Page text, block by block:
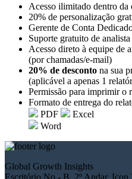
Acesso ilimitado dentro da
20% de personalização
Gerente de Conta
Suporte gratuito de
Acesso direto à equipe de
(por chamadas/e-mail)
20% de desconto na sua
(aplicável a apenas 1
Permissão para imprimir o
Formato de entrega do
PDF
Excel
Word
Global Growth Insights
Escritório No.- B, 2º Andar, Icon